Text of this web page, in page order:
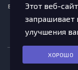
возможностями
Этот веб-
улучшения
ХОРОШО